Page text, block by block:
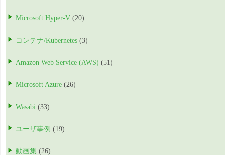
Microsoft Hyper-V (20)
コンテナ/Kubernetes (3)
Amazon Web Service (AWS) (51)
Microsoft Azure (26)
Wasabi (33)
ユーザ事例 (19)
動画集 (26)